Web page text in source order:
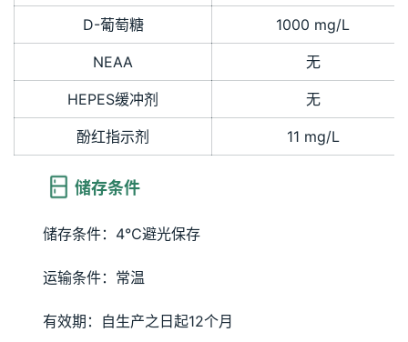
D-葡萄糖 1000 mg/L
NEAA 无
HEPES缓冲剂 无
酚红指示剂 11 mg/L
储存条件
储存条件：4℃避光保存
运输条件：常温
有效期：自生产之日起12个月